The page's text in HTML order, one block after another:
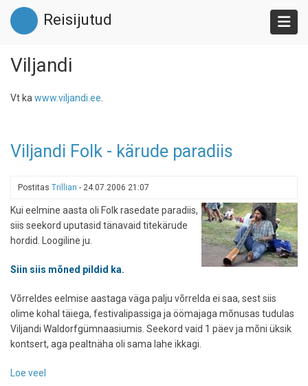
Liigu
edasi
põhisisu
Reisijutud
Viljandi
Vt ka www.viljandi.ee
Viljandi Folk - kärude paradiis
Postitas Trillian - 24.07.2006 21:07
Kui eelmine aasta oli Folk rasedate paradiis,
siis seekord uputasid tänavaid titekärude
hordid. Loogiline ju.
Siin siis mõned pildid ka.
Võrreldes eelmise aastaga väga palju võrrelda ei saa, sest siis
olime kohal täiega, festivalipassiga ja öömajaga mõnusas tudulas
Viljandi Waldorfgümnaasiumis. Seekord vaid 1 päev ja mõni üksik
kontsert, aga pealtnäha oli sama lahe ikkagi.
Loe veel